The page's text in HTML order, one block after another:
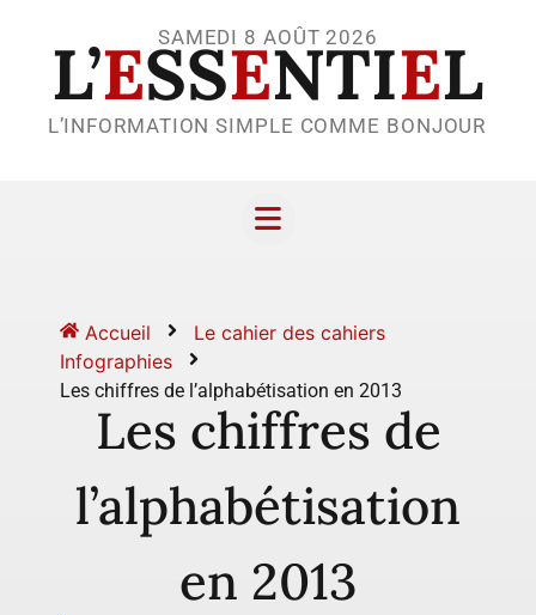
SAMEDI 8 AOÛT 2026
L’ESSENTIEL
L’INFORMATION SIMPLE COMME BONJOUR
Accueil
Le cahier des cahiers
Infographies
Les chiffres de l’alphabétisation en 2013
Les chiffres de
l’alphabétisation
en 2013